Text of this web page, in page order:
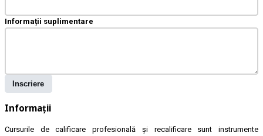
Informații suplimentare
Inscriere
Informații
Cursurile de calificare profesională și recalificare sunt instrumente